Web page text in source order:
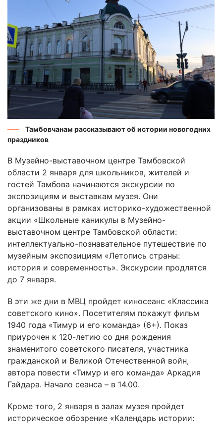
Тамбовчанам рассказывают об истории новогодних
праздников
В Музейно-выставочном центре Тамбовской
области 2 января для школьников, жителей и
гостей Тамбова начинаются экскурсии по
экспозициям и выставкам музея. Они
организованы в рамках историко-художественной
акции «Школьные каникулы в Музейно-
выставочном центре Тамбовской области:
интеллектуально-познавательное путешествие по
музейным экспозициям «Летопись страны:
история и современность». Экскурсии продлятся
до 7 января.
В эти же дни в МВЦ пройдет киносеанс «Классика
советского кино». Посетителям покажут фильм
1940 года «Тимур и его команда» (6+). Показ
приурочен к 120-летию со дня рождения
знаменитого советского писателя, участника
гражданской и Великой Отечественной войн,
автора повести «Тимур и его команда» Аркадия
Гайдара. Начало сеанса – в 14.00.
Кроме того, 2 января в залах музея пройдет
историческое обозрение «Календарь истории: